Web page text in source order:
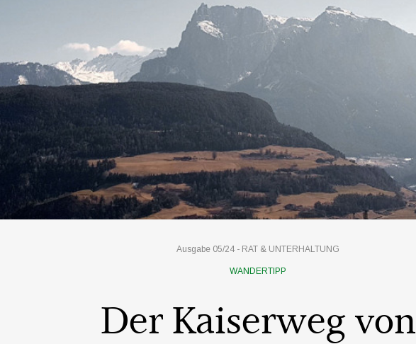
Ausgabe 05/24 - RAT & UNTERHALTUNG
WANDERTIPP
Der Kaiserweg von